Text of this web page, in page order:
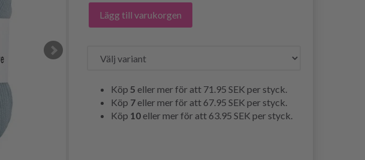
Lägg till varukorgen
Köp5 eller mer för att 71.95 SEKper styck.
Köp 7 eller mer för att 67.95 SEKper styck.
Köp 10 eller mer för att 63.95 SEKper styck.